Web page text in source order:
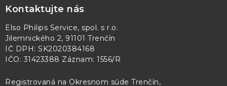
Kontaktujte nás
Elso Philips Service, spol. s r.o.
Jilemnického 2, 91101 Trenčín
IČ DPH: SK2020384168
IČO: 31423388 Záznam: 1556/R
Registrovaná na Okresnom súde Trenčín,